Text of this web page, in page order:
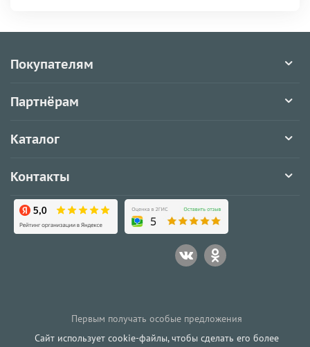
Покупателям
Партнёрам
Каталог
Контакты
Первым получать особые предложения
Сайт использует cookie-файлы, чтобы сделать его более